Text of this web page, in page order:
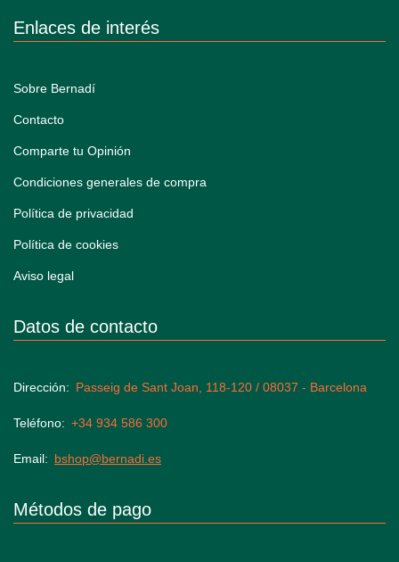
Enlaces de interés
Sobre Bernadí
Contacto
Comparte tu Opinión
Condiciones generales de compra
Política de privacidad
Política de cookies
Aviso legal
Datos de contacto
Dirección Passeig de Sant Joan, 118-120 / 08037 - Barcelona
Teléfono +34 934 586 300
Email bshop@bernadi.es
Métodos de pago